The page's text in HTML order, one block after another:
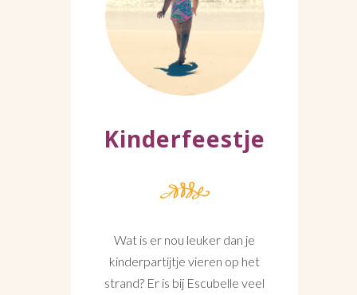
Kinderfeestje
Wat is er nou leuker dan je
kinderpartijtje vieren op het
strand? Er is bij Escubelle veel